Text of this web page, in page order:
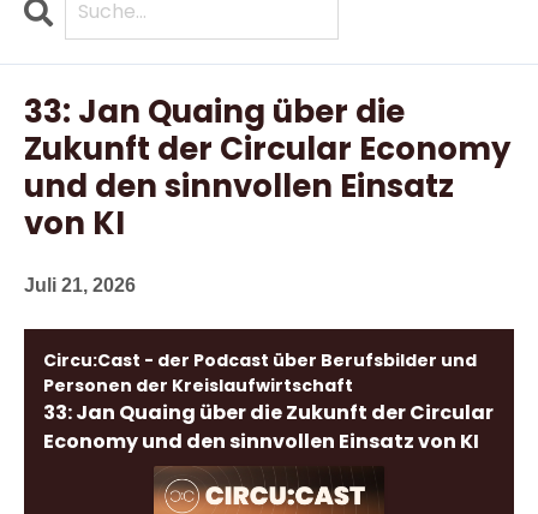
Search
Folgen
33: Jan Quaing über die
Zukunft der Circular Economy
und den sinnvollen Einsatz
von KI
Juli 21, 2026